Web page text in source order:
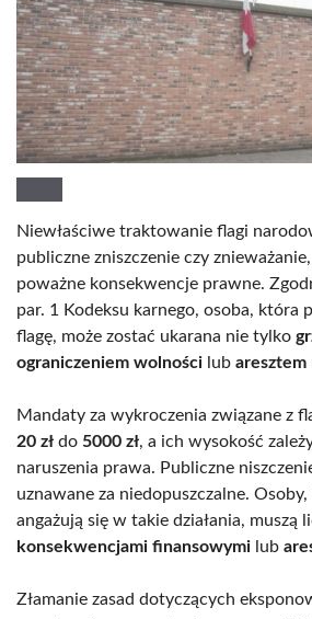
Niewłaściwe traktowanie flagi
publiczne zniszczenie czy
poważne konsekwencje prawne.
par. 1 Kodeksu karnego, osoba, która
flagę, może zostać ukarana nie tylko
ograniczeniem wolności lub aresztem
Mandaty za wykroczenia związane z
20 zł do 5000 zł, a ich wysokość
naruszenia prawa. Publiczne
uznawane za niedopuszczalne.
angażują się w takie działania, muszą
konsekwencjami finansowymi lub
Złamanie zasad dotyczących